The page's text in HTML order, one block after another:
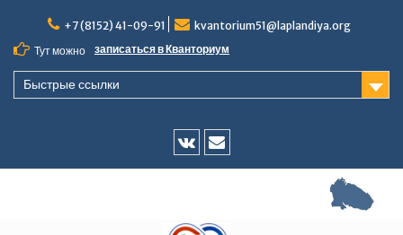
содержимому
+7 (8152) 41-09-91
kvantorium51@laplandiya.org
Тут можно
записаться в Кванториум
Быстрые ссылки
Vk
E-